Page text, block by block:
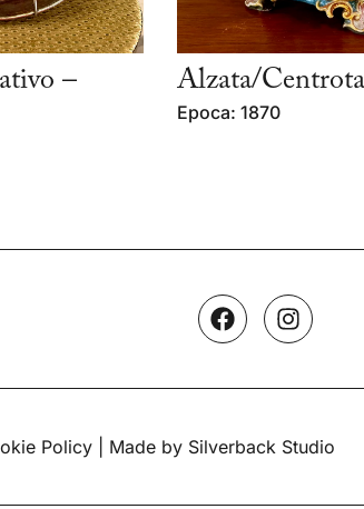
–
Alzata/
Epoca: 1870
Policy | Made by Silverback Studio